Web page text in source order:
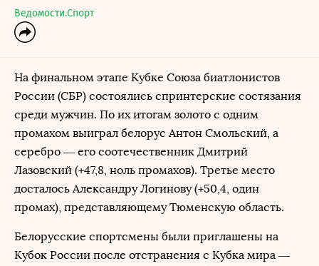
Ведомости.Спорт
На финальном этапе Кубке Союза биатлонистов
России (СБР) состоялись спринтерские состязания
среди мужчин. По их итогам золото с одним
промахом выиграл белорус Антон Смольский, а
серебро — его соотечественник Дмитрий
Лазовский (+47,8, ноль промахов). Третье место
досталось Александру Логинову (+50,4, один
промах), представляющему Тюменскую область.
Белорусские спортсмены были приглашены на
Кубок России после отстранения с Кубка мира —